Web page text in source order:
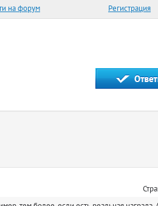
на форум Регистрация